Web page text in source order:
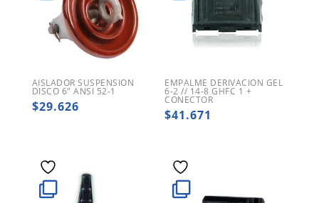
AISLADOR SUSPENSION
DISCO 6″ ANSI 52-1
$29.626
EMPALME DERIVACION GEL
6-2 // 14-8 GHFC 1 +
CONECTOR
$41.671